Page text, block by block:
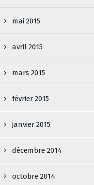
mai 2015
avril 2015
mars 2015
février 2015
janvier 2015
décembre 2014
octobre 2014